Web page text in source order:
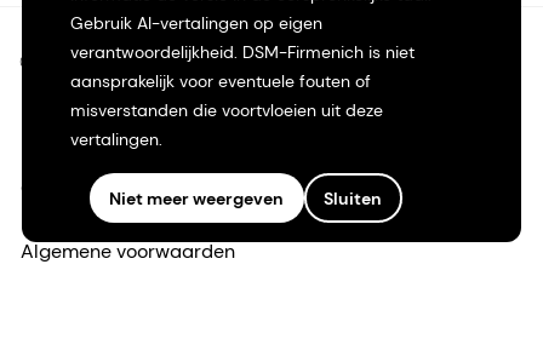
Gebruik AI-vertalingen op eigen
verantwoordelijkheid. DSM-Firmenich is niet
aansprakelijk voor eventuele fouten of
misverstanden die voortvloeien uit deze
vertalingen.
Niet meer weergeven Sluiten
©2026 dsm-firmenich. Alle rechten voorbehouden.
Gebruiksvoorwaarden
Algemene voorwaarden